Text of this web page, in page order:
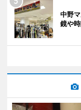
中野
鏡や